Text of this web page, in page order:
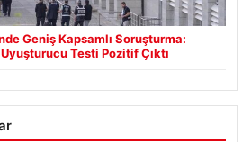
Geniş Kapsamlı Soruşturma:
Uyuşturucu Testi Pozitif Çıktı